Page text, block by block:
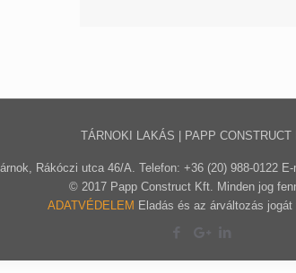
TÁRNOKI LAKÁS | PAPP CONSTRUCT
Rákóczi utca 46/A. Telefon: +36 (20) 988-0122
© 2017 Papp Construct Kft. Minden jog
ADATVÉDELEM Eladás és az árváltozás jogát